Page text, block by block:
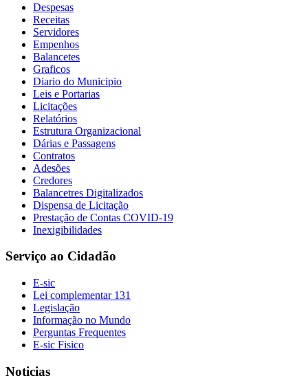
Despesas
Receitas
Servidores
Empenhos
Balancetes
Graficos
Diario do Municipio
Leis e Portarias
Licitações
Relatórios
Estrutura Organizacional
Dárias e Passagens
Contratos
Adesões
Credores
Balancetres Digitalizados
Dispensa de Licitação
Prestação de Contas COVID-19
Inexigibilidades
Serviço ao Cidadão
E-sic
Lei complementar 131
Legislação
Informação no Mundo
Perguntas Frequentes
E-sic Fisico
Noticias